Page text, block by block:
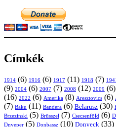
Címkék
1914 (6) 1916 (6) 1917 (11) 1918 (7)
(9) 2004 (6) 2007 (7) 2008 (12) 2009 (6)
(16) 2022 (6) Amerika (8) Aresztovics (6)
(7) Baku (11) Bandera (6) Belarusz (30)
Brzezinski (5) Brüsszel (7) Csecsenföld (6)
Dnyeper (5) Donbassz (10) Donyeck (33)